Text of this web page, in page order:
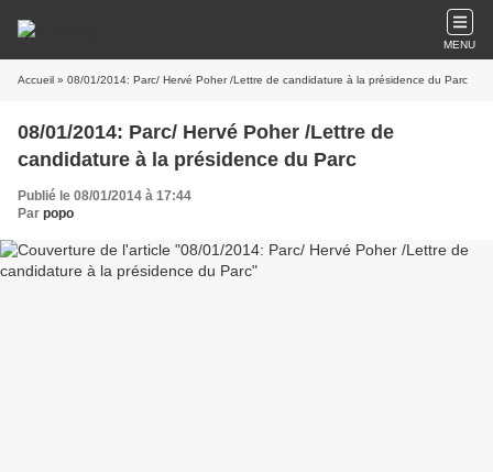
MENU
Accueil » 08/01/2014: Parc/ Hervé Poher /Lettre de candidature à la présidence du Parc
08/01/2014: Parc/ Hervé Poher /Lettre de
candidature à la présidence du Parc
Publié le 08/01/2014 à 17:44
Par popo